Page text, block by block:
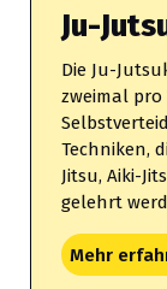
Ju-
Die Ju-
zweimal
Techniken,
Jitsu, Aiki-
gelehrt
Mehr